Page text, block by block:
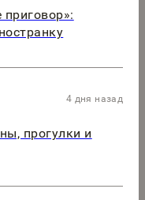
приговор»:
4 дня назад
прогулки и